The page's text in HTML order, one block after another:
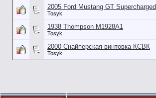
2005 Ford Mustang GT Supercharged
Tosyk
1938 Thompson M1928A1
Tosyk
2000 Снайперская винтовка КСВК
Tosyk